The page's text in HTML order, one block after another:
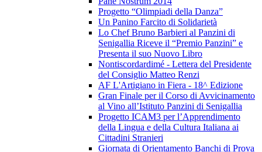
Progetto “Olimpiadi della Danza”
Un Panino Farcito di Solidarietà
Lo Chef Bruno Barbieri al Panzini di
Senigallia Riceve il “Premio Panzini” e
Presenta il suo Nuovo Libro
Nontiscordardimé - Lettera del Presidente
del Consiglio Matteo Renzi
AF L'Artigiano in Fiera - 18^ Edizione
Gran Finale per il Corso di Avvicinamento
al Vino all’Istituto Panzini di Senigallia
Progetto ICAM3 per l’Apprendimento
della Lingua e della Cultura Italiana ai
Cittadini Stranieri
Giornata di Orientamento Banchi di Prova